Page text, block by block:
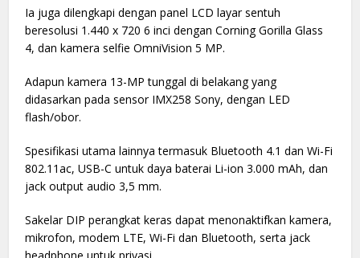
Ia juga dilengkapi dengan panel LCD layar sentuh
beresolusi 1.440 x 720 6 inci dengan Corning Gorilla Glass
4, dan kamera selfie OmniVision 5 MP.
Adapun kamera 13-MP tunggal di belakang yang
didasarkan pada sensor IMX258 Sony, dengan LED
flash/obor.
Spesifikasi utama lainnya termasuk Bluetooth 4.1 dan Wi-Fi
802.11ac, USB-C untuk daya baterai Li-ion 3.000 mAh, dan
jack output audio 3,5 mm.
Sakelar DIP perangkat keras dapat menonaktifkan kamera,
mikrofon, modem LTE, Wi-Fi dan Bluetooth, serta jack
headphone untuk privasi.